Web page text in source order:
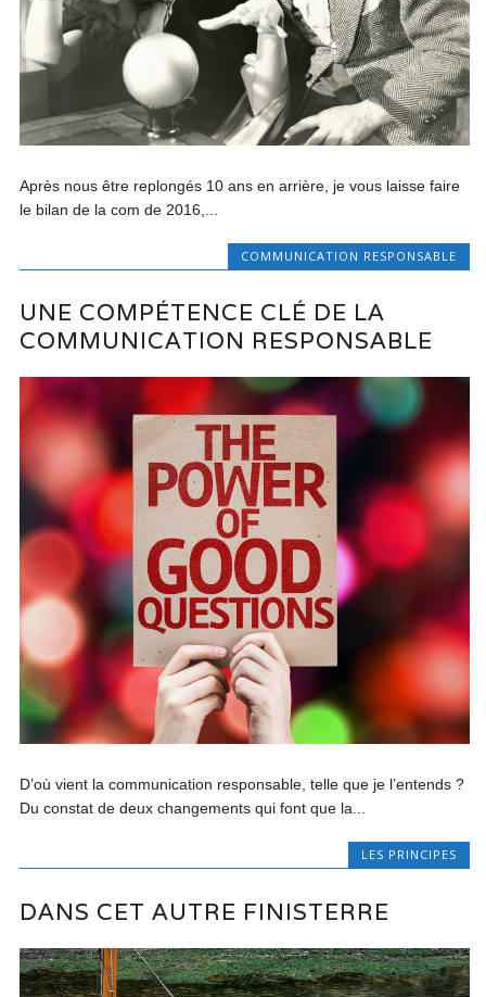
Après nous être replongés 10 ans en arrière, je vous laisse faire
le bilan de la com de 2016,...
COMMUNICATION RESPONSABLE
UNE COMPÉTENCE CLÉ DE LA
COMMUNICATION RESPONSABLE
D’où vient la communication responsable, telle que je l’entends ?
Du constat de deux changements qui font que la...
LES PRINCIPES
DANS CET AUTRE FINISTERRE